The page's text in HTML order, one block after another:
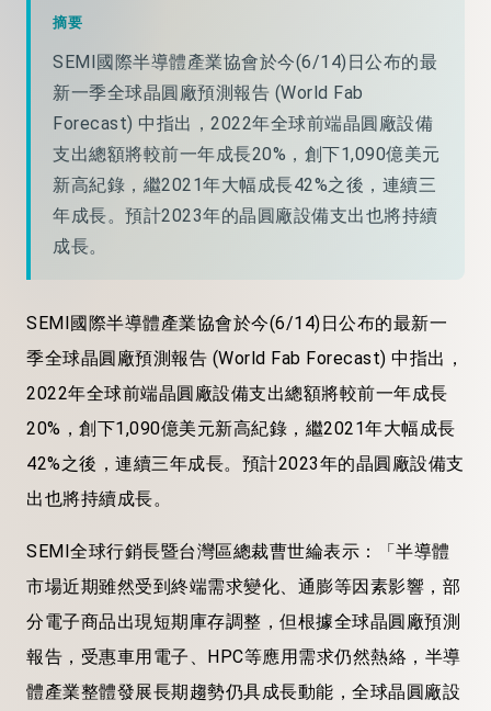
摘要
SEMI國際半導體產業協會於今(6/14)日公布的最
新一季全球晶圓廠預測報告 (World Fab
Forecast) 中指出，2022年全球前端晶圓廠設備
支出總額將較前一年成長20%，創下1,090億美元
新高紀錄，繼2021年大幅成長42%之後，連續三
年成長。預計2023年的晶圓廠設備支出也將持續
成長。
SEMI國際半導體產業協會於今(6/14)日公布的最新一
季全球晶圓廠預測報告 (World Fab Forecast) 中指出，
2022年全球前端晶圓廠設備支出總額將較前一年成長
20%，創下1,090億美元新高紀錄，繼2021年大幅成長
42%之後，連續三年成長。預計2023年的晶圓廠設備支
出也將持續成長。
SEMI全球行銷長暨台灣區總裁曹世綸表示：「半導體
市場近期雖然受到終端需求變化、通膨等因素影響，部
分電子商品出現短期庫存調整，但根據全球晶圓廠預測
報告，受惠車用電子、HPC等應用需求仍然熱絡，半導
體產業整體發展長期趨勢仍具成長動能，全球晶圓廠設